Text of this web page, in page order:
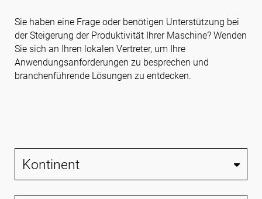
Sie haben eine Frage oder benötigen Unterstützung bei
der Steigerung der Produktivität Ihrer Maschine? Wenden
Sie sich an Ihren lokalen Vertreter, um Ihre
Anwendungsanforderungen zu besprechen und
branchenführende Lösungen zu entdecken.
Vereinigte Staaten von Amerika